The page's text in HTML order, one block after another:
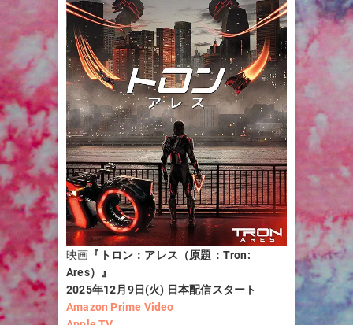
映画 『トロン：アレス （原題：Tron:
Ares） 』
2025年12月9日(火) 日本配信スタート
Amazon Prime Video